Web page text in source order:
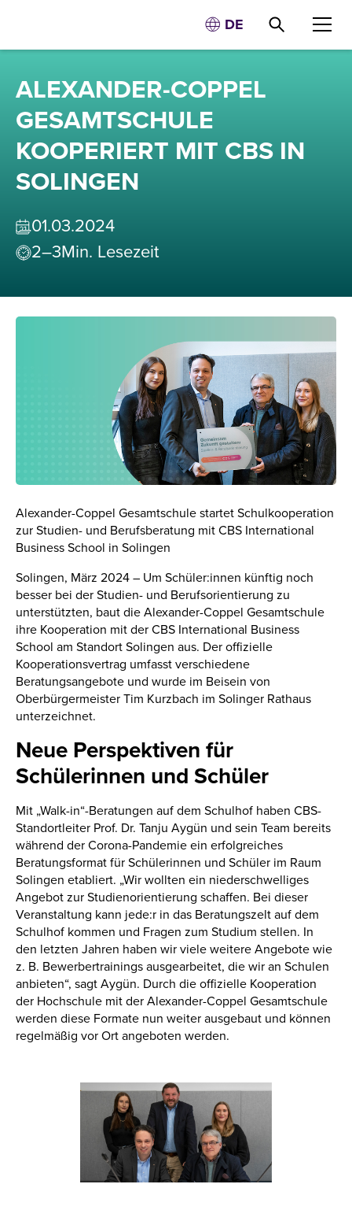
DE
ALEXANDER-COPPEL
GESAMTSCHULE
KOOPERIERT MIT CBS IN
SOLINGEN
01.03.2024
2–3Min. Lesezeit
Alexander-Coppel Gesamtschule startet Schulkooperation
zur Studien- und Berufsberatung mit CBS International
Business School in Solingen
Solingen, März 2024 – Um Schüler:innen künftig noch
besser bei der Studien- und Berufsorientierung zu
unterstützten, baut die Alexander-Coppel Gesamtschule
ihre Kooperation mit der CBS International Business
School am Standort Solingen aus. Der offizielle
Kooperationsvertrag umfasst verschiedene
Beratungsangebote und wurde im Beisein von
Oberbürgermeister Tim Kurzbach im Solinger Rathaus
unterzeichnet.
Neue Perspektiven für
Schülerinnen und Schüler
Mit „Walk-in“-Beratungen auf dem Schulhof haben CBS-
Standortleiter Prof. Dr. Tanju Aygün und sein Team bereits
während der Corona-Pandemie ein erfolgreiches
Beratungsformat für Schülerinnen und Schüler im Raum
Solingen etabliert. „Wir wollten ein niederschwelliges
Angebot zur Studienorientierung schaffen. Bei dieser
Veranstaltung kann jede:r in das Beratungszelt auf dem
Schulhof kommen und Fragen zum Studium stellen. In
den letzten Jahren haben wir viele weitere Angebote wie
z. B. Bewerbertrainings ausgearbeitet, die wir an Schulen
anbieten“, sagt Aygün. Durch die offizielle Kooperation
der Hochschule mit der Alexander-Coppel Gesamtschule
werden diese Formate nun weiter ausgebaut und können
regelmäßig vor Ort angeboten werden.